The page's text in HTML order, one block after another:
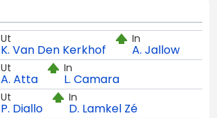
Ut
K. Van Den Kerkhof
In
A. Jallow
Ut
A. Atta
In
L. Camara
Ut
P. Diallo
In
D. Lamkel Zé